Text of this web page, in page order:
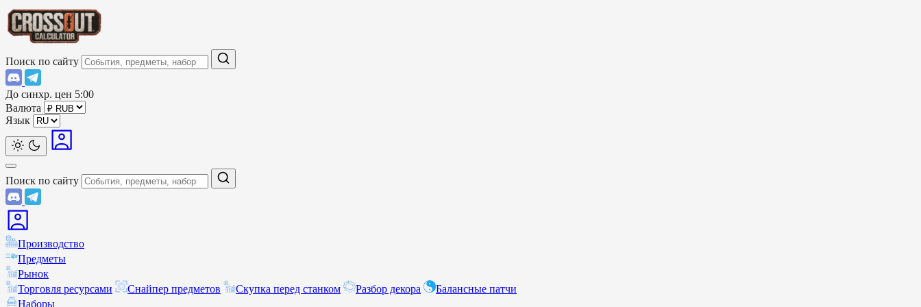
Поиск по сайту
До синхр. цен 5:00
Валюта
Язык
Поиск по сайту
Производство
Предметы
Рынок
Торговля ресурсами
Снайпер предметов Скупка перед станком Разбор декора
Балансные патчи
Наборы